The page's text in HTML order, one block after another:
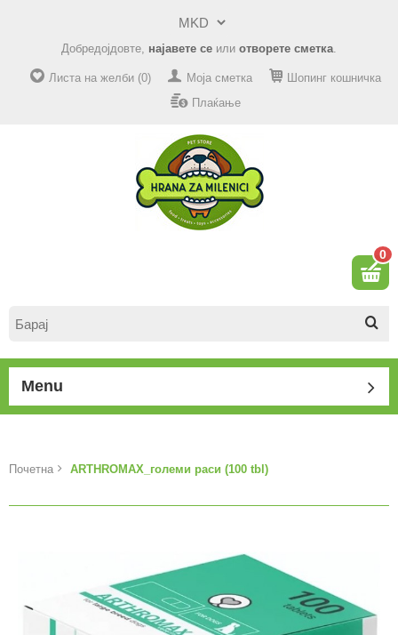
Добредојдовте, најавете се или отворете сметка.
Листа на желби (0) Моја сметка
Шопинг кошничка
Плаќање
0
Menu
Почетна ARTHROMAX_големи раси (100 tbl)